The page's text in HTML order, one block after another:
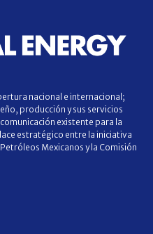
nacional e internacional;
producción y sus servicios
existente para la
estratégico entre la iniciativa
Mexicanos y la Comisión